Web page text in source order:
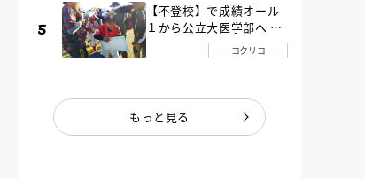
【不登校】で成績オール
１から公立大医学部へ 中
２で起立性調節障害「治
るまで３年」の診断 その
コクリコ
もっと見る